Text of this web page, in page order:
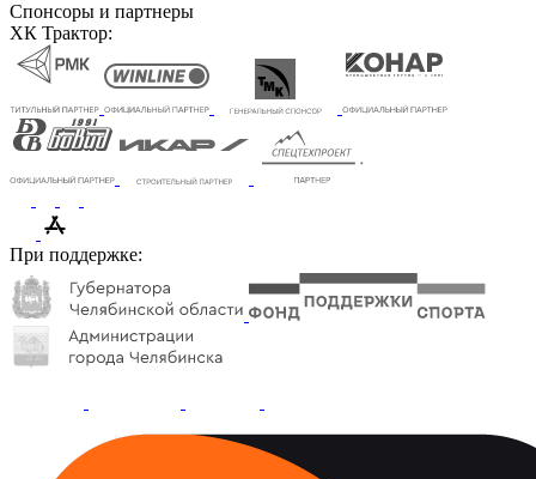
Спонсоры и партнеры
ХК Трактор:
При поддержке: